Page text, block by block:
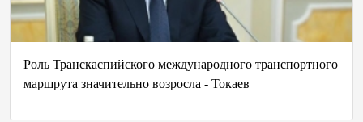
Роль Транскаспийского международного транспортного
маршрута значительно возросла - Токаев